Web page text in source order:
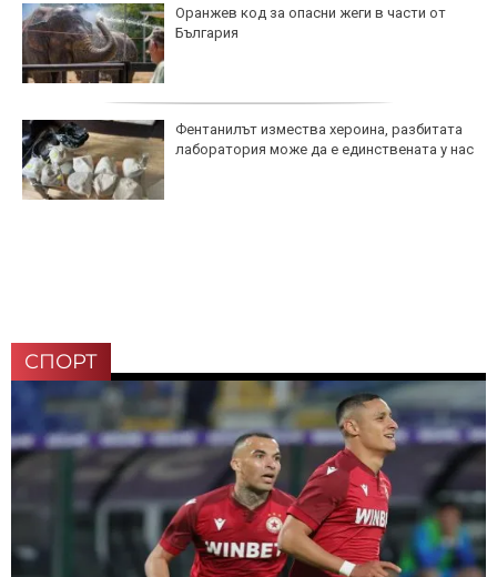
Оранжев код за опасни жеги в части от
България
Фентанилът измества хероина, разбитата
лаборатория може да е единствената у нас
СПОРТ